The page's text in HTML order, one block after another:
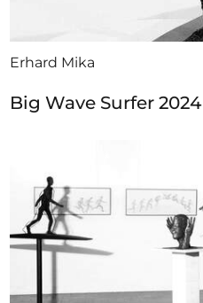
Erhard Mika
Big Wave Surfer 2024